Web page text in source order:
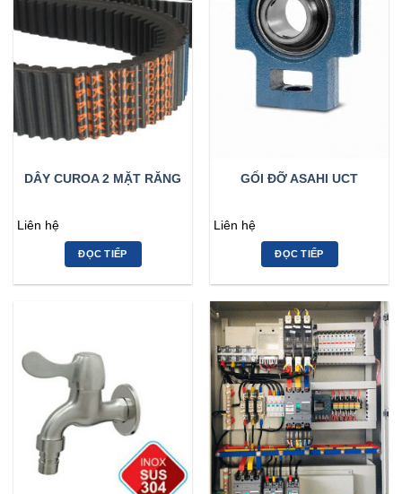
DÂY CUROA 2 MẶT RĂNG
Liên hệ
ĐỌC TIẾP
GỐI ĐỠ ASAHI UCT
Liên hệ
ĐỌC TIẾP